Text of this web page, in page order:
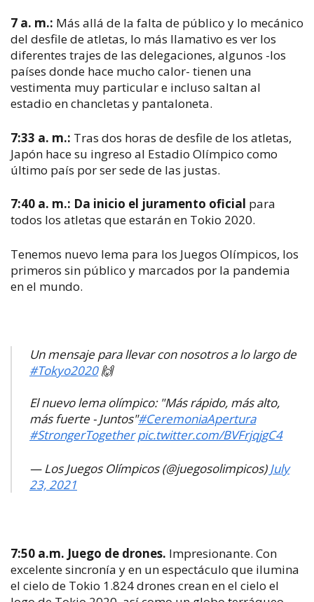
7 a. m.: Más allá de la falta de público y lo mecánico
del desfile de atletas, lo más llamativo es ver los
diferentes trajes de las delegaciones, algunos -los
países donde hace mucho calor- tienen una
vestimenta muy particular e incluso saltan al
estadio en chancletas y pantaloneta.
7:33 a. m.: Tras dos horas de desfile de los atletas,
Japón hace su ingreso al Estadio Olímpico como
último país por ser sede de las justas.
7:40 a. m.: Da inicio el juramento oficial para
todos los atletas que estarán en Tokio 2020.
Tenemos nuevo lema para los Juegos Olímpicos, los
primeros sin público y marcados por la pandemia
en el mundo.
Un mensaje para llevar con nosotros a lo largo de
#Tokyo2020🙌
El nuevo lema olímpico: "Más rápido, más alto,
más fuerte - Juntos"#CeremoniaApertura
#StrongerTogether pic.twitter.com/BVFrjqjgC4
— Los Juegos Olímpicos (@juegosolimpicos)July
23, 2021
7:50 a.m. Juego de drones. Impresionante. Con
excelente sincronía y en un espectáculo que ilumina
el cielo de Tokio 1.824 drones crean en el cielo el